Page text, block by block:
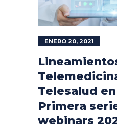
ENERO 20, 2021
Telesalud
Primera
webinars